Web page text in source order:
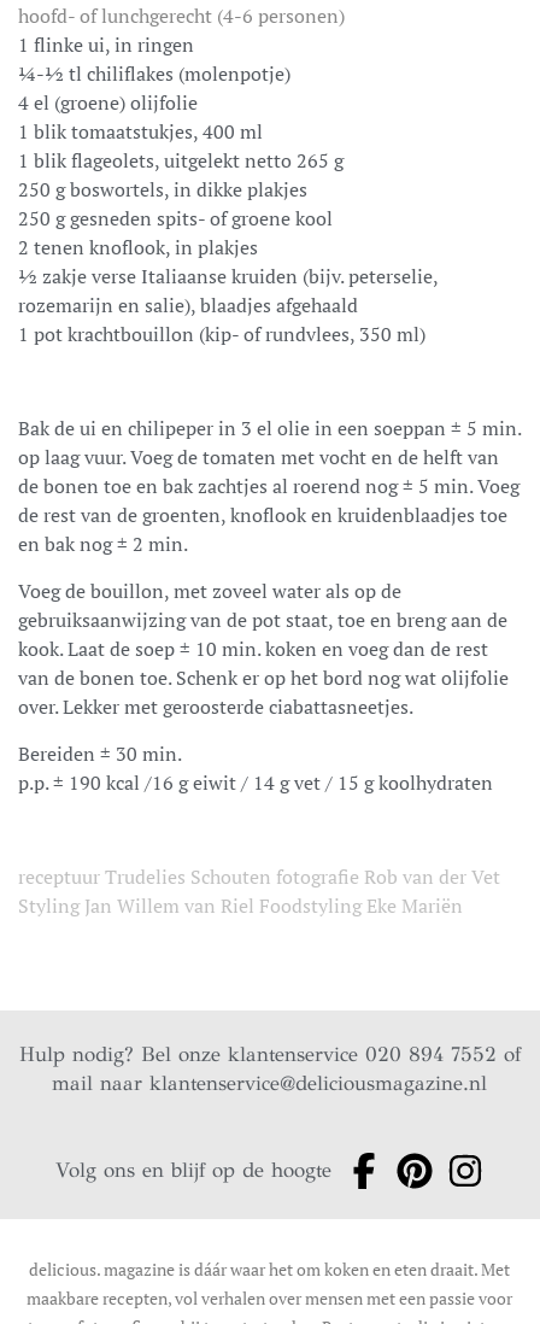
hoofd- of lunchgerecht (4-6 personen)
1 flinke ui, in ringen
¼-½ tl chiliflakes (molenpotje)
4 el (groene) olijfolie
1 blik tomaatstukjes, 400 ml
1 blik flageolets, uitgelekt netto 265 g
250 g boswortels, in dikke plakjes
250 g gesneden spits- of groene kool
2 tenen knoflook, in plakjes
½ zakje verse Italiaanse kruiden (bijv. peterselie,
rozemarijn en salie), blaadjes afgehaald
1 pot krachtbouillon (kip- of rundvlees, 350 ml)
Bak de ui en chilipeper in 3 el olie in een soeppan ± 5 min.
op laag vuur. Voeg de tomaten met vocht en de helft van
de bonen toe en bak zachtjes al roerend nog ± 5 min. Voeg
de rest van de groenten, knoflook en kruidenblaadjes toe
en bak nog ± 2 min.
Voeg de bouillon, met zoveel water als op de
gebruiksaanwijzing van de pot staat, toe en breng aan de
kook. Laat de soep ± 10 min. koken en voeg dan de rest
van de bonen toe. Schenk er op het bord nog wat olijfolie
over. Lekker met geroosterde ciabattasneetjes.
Bereiden ± 30 min.
p.p. ± 190 kcal /16 g eiwit / 14 g vet / 15 g koolhydraten
receptuur Trudelies Schouten fotografie Rob van der Vet
Styling Jan Willem van Riel Foodstyling Eke Mariën
Hulp nodig? Bel onze klantenservice 020 894 7552 of
mail naarklantenservice@deliciousmagazine.nl
Volg ons en blijf op de hoogte
delicious. magazine is dáár waar het om koken en eten draait. Met
maakbare recepten, vol verhalen over mensen met een passie voor